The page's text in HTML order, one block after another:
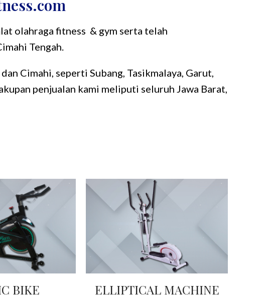
olahraga fitness & gym serta telah
Tengah.
Cimahi, seperti Subang, Tasikmalaya, Garut,
penjualan kami meliputi seluruh Jawa Barat,
BIKE ELLIPTICAL MACHINE